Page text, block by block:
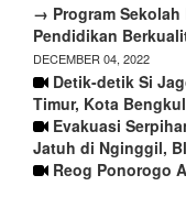
→ Program Sekolah
Pendidikan
DECEMBER 04, 2022
Detik-detik Si
Timur, Kota
Evakuasi
Jatuh di Nginggil,
Reog Ponorogo